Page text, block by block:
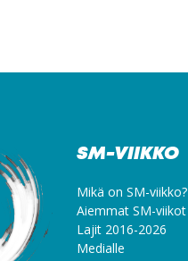
SM-VIIKKO
Mikä on SM-viikko?
Aiemmat SM-viikot
Lajit 2016-2026
Medialle